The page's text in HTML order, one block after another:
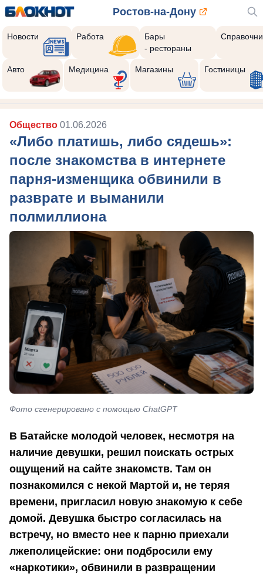
Ростов-на-Дону
Новости Работа
Бары
- рестораны
Авто Медицина Магазины Гостиницы
Общество 01.06.2026
«Либо платишь, либо сядешь»:
после знакомства в интернете
парня-изменщика обвинили в
разврате и выманили
полмиллиона
Фото сгенерировано с помощью ChatGPT
В Батайске молодой человек, несмотря на
наличие девушки, решил поискать острых
ощущений на сайте знакомств. Там он
познакомился с некой Мартой и, не теряя
времени, пригласил новую знакомую к себе
домой. Девушка быстро согласилась на
встречу, но вместо нее к парню приехали
лжеполицейские: они подбросили ему
«наркотики», обвинили в развращении